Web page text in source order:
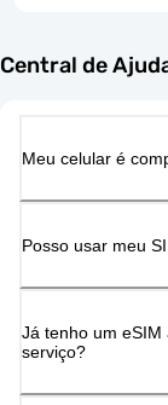
Central de
Meu celular é
Posso usar meu
Já tenho um eSIM
serviço?